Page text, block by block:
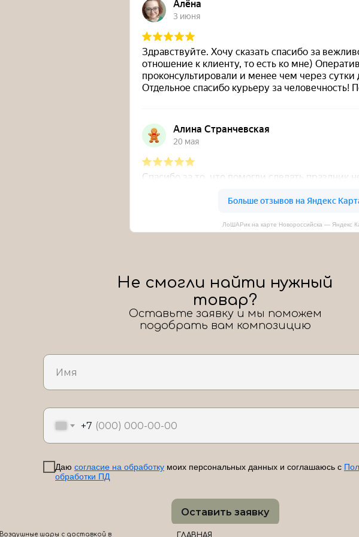
ЛоШАРик на карте Новороссийска — Яндекс
+7
Даю согласие на обработку моих персональных данных и соглашаюсь с
обработки ПД
Оставить заявку
Не смогли найти нужный
товар?
Оставьте заявку и мы поможем
подобрать вам композицию
ГЛАВНАЯ
Воздушные шары с доставкой в